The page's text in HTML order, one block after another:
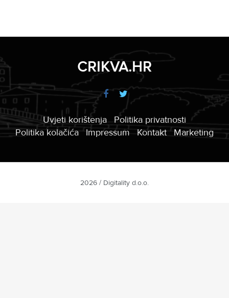
CRIKVA.HR
Uvjeti korištenja
Politika privatnosti
Politika kolačića
Impressum Kontakt Marketing
2026 / Digitality d.o.o.